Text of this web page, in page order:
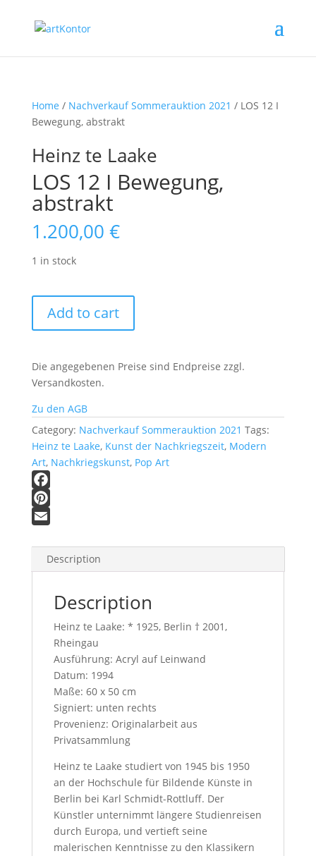
Home / Nachverkauf Sommerauktion 2021 / LOS 12 I
Bewegung, abstrakt
Heinz te Laake
LOS 12 I Bewegung,
abstrakt
1.200,00 €
1 in stock
I
abstrakt
quantity
Add to cart
Die angegebenen Preise sind Endpreise zzgl.
Versandkosten.
Zu den AGB
Category: Nachverkauf Sommerauktion 2021 Tags:
Heinz te Laake, Kunst der Nachkriegszeit, Modern
Art, Nachkriegskunst, Pop Art
F
a
b
P
t
a
Description
Description
Heinz te Laake: * 1925, Berlin † 2001,
Rheingau
Ausführung: Acryl auf Leinwand
Datum: 1994
Maße: 60 x 50 cm
Signiert: unten rechts
Provenienz: Originalarbeit aus
Privatsammlung
Heinz te Laake studiert von 1945 bis 1950
an der Hochschule für Bildende Künste in
Berlin bei Karl Schmidt-Rottluff. Der
Künstler unternimmt längere Studienreisen
durch Europa, und vertieft seine
malerischen Kenntnisse zu den Klassikern